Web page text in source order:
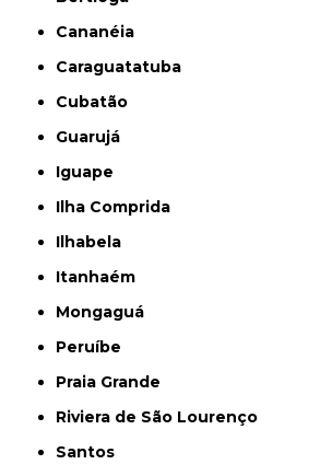
Cananéia
Caraguatatuba
Cubatão
Guarujá
Iguape
Ilha Comprida
Ilhabela
Itanhaém
Mongaguá
Peruíbe
Praia Grande
Riviera de São Lourenço
Santos